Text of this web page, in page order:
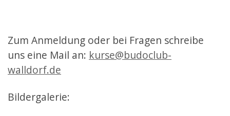
Zum Anmeldung oder bei Fragen schreibe
uns eine Mail an: kurse@budoclub-
walldorf.de
Bildergalerie: